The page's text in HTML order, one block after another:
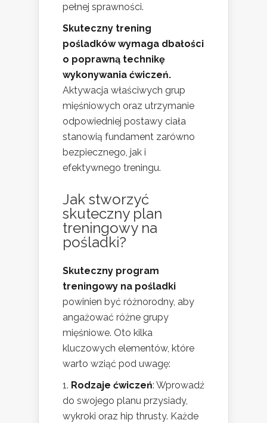
pełnej sprawności.
Skuteczny trening
pośladków wymaga dbałości
o poprawną technikę
wykonywania ćwiczeń.
Aktywacja właściwych grup
mięśniowych oraz utrzymanie
odpowiedniej postawy ciała
stanowią fundament zarówno
bezpiecznego, jak i
efektywnego treningu.
Jak stworzyć
skuteczny plan
treningowy na
pośladki?
Skuteczny program
treningowy na pośladki
powinien być różnorodny, aby
angażować różne grupy
mięśniowe. Oto kilka
kluczowych elementów, które
warto wziąć pod uwagę:
Rodzaje ćwiczeń: Wprowadź
do swojego planu przysiady,
wykroki oraz hip thrusty. Każde